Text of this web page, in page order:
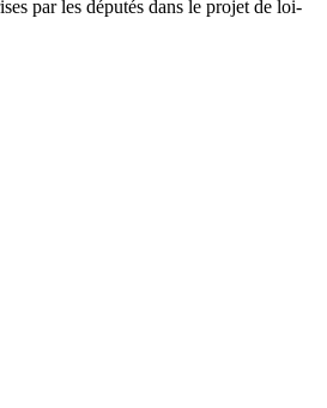
par les députés dans le projet de loi-